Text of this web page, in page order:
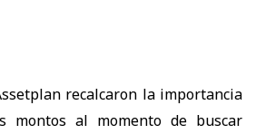
recalcaron la importancia
montos al momento de buscar